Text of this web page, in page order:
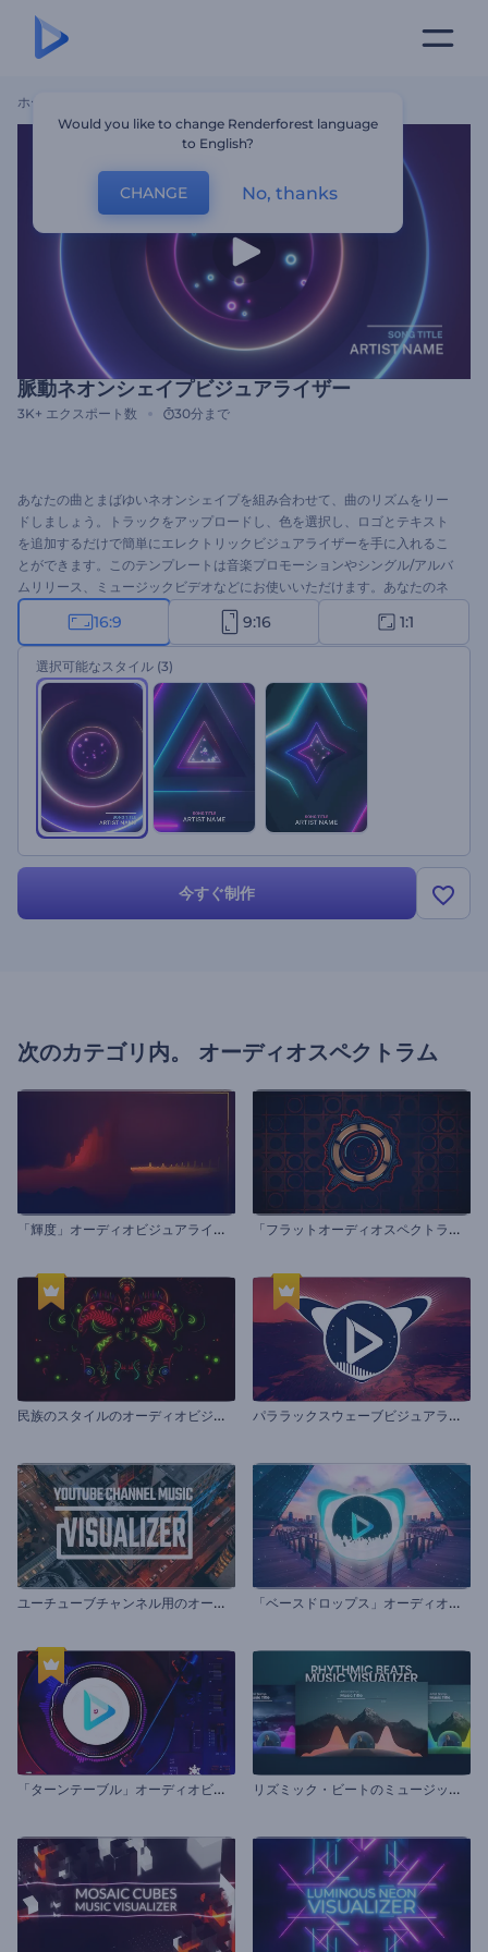
ホーム
脈動ネオンシェイプビジュアライザー
3K+ エクスポート数 30分まで
あなたの曲とまばゆいネオンシェイプを組み合わせて、曲のリズムをリー
ドしましょう。トラックをアップロードし、色を選択し、ロゴとテキスト
を追加するだけで簡単にエレクトリックビジュアライザーを手に入れるこ
とができます。このテンプレートは音楽プロモーションやシングル/アルバ
ムリリース、ミュージックビデオなどにお使いいただけます。あなたのネ
オンビジュアライザーを今すぐ作成しましょう。
16:9 9:16 1:1
選択可能なスタイル (3)
今すぐ制作
次のカテゴリ内。 オーディオスペクトラム
「
輝度」オーディオビジュアライザー 「
フラットオーディオスペクトラム」オーディオビジュアライザー
民
族のスタイルのオーディオビジュアライザー パ
ララックスウェーブビジュアライザー
ユ
ーチューブチャンネル用のオーディオビジュアライザー 「
ベースドロップス」オーディオビジュアライザー
「
ターンテーブル」オーディオビジュアライザー リ
ズミック・ビートのミュージック・ビジュアライザー
Would you like to change Renderforest language
to English?
CHANGE No, thanks